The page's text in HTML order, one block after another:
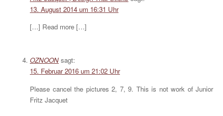
13. August 2014 um 16:31 Uhr
[…] Read more […]
OZNOON sagt:
15. Februar 2016 um 21:02 Uhr
Please cancel the pictures 2, 7, 9. This is not work of Junior
Fritz Jacquet